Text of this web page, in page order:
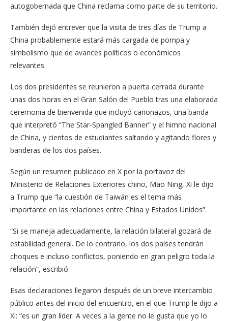
autogobernada que China reclama como parte de su territorio.
También dejó entrever que la visita de tres días de Trump a
China probablemente estará más cargada de pompa y
simbolismo que de avances políticos o económicos
relevantes.
Los dos presidentes se reunieron a puerta cerrada durante
unas dos horas en el Gran Salón del Pueblo tras una elaborada
ceremonia de bienvenida que incluyó cañonazos, una banda
que interpretó “The Star-Spangled Banner” y el himno nacional
de China, y cientos de estudiantes saltando y agitando flores y
banderas de los dos países.
Según un resumen publicado en X por la portavoz del
Ministerio de Relaciones Exteriores chino, Mao Ning, Xi le dijo
a Trump que “la cuestión de Taiwán es el tema más
importante en las relaciones entre China y Estados Unidos”.
“Si se maneja adecuadamente, la relación bilateral gozará de
estabilidad general. De lo contrario, los dos países tendrán
choques e incluso conflictos, poniendo en gran peligro toda la
relación”, escribió.
Esas declaraciones llegaron después de un breve intercambio
público antes del inicio del encuentro, en el que Trump le dijo a
Xi: “es un gran líder. A veces a la gente no le gusta que yo lo